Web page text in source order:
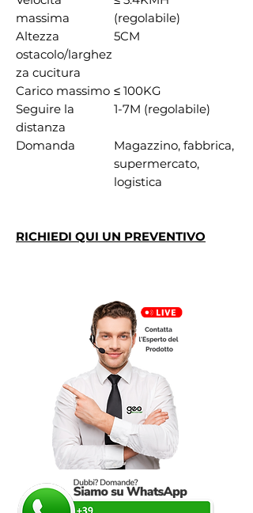
massima
(regolabile)
Altezza
ostacolo/larghez
za cucitura
5CM
Carico massimo ≤ 100KG
Seguire la
distanza
1-7M (regolabile)
Domanda
Magazzino, fabbrica,
supermercato,
logistica
RICHIEDI QUI UN PREVENTIVO